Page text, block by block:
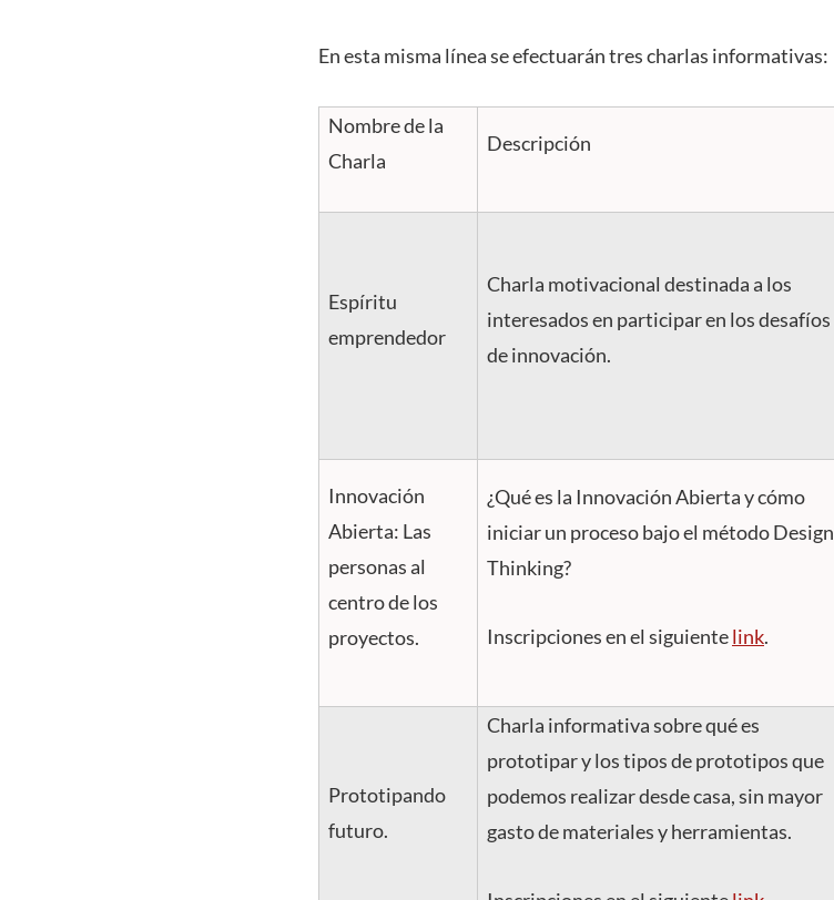
En esta misma línea se efectuarán tres charlas informativas:
Nombre de la
Charla
Descripción
Espíritu
emprendedor
Charla motivacional destinada a los
interesados en participar en los desafíos
de innovación.
Innovación
Abierta: Las
personas al
centro de los
proyectos.
¿Qué es la Innovación Abierta y cómo
iniciar un proceso bajo el método Design
Thinking?
Inscripciones en el siguientelink.
Prototipando
futuro.
Charla informativa sobre qué es
prototipar y los tipos de prototipos que
podemos realizar desde casa, sin mayor
gasto de materiales y herramientas.